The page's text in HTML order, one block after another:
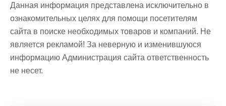
Данная информация представлена исключительно в
ознакомительных целях для помощи посетителям
сайта в поиске необходимых товаров и компаний. Не
является рекламой! За неверную и изменившуюся
информацию Администрация сайта ответственность
не несет.